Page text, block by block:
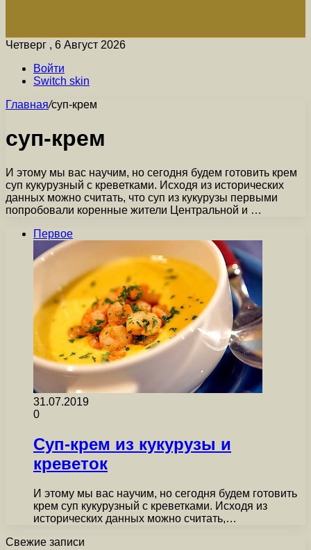
Четверг , 6 Август 2026
Войти
Switch skin
Главная/суп-крем
суп-крем
И этому мы вас научим, но сегодня будем готовить крем
суп кукурузный с креветками. Исходя из исторических
данных можно считать, что суп из кукурузы первыми
попробовали коренные жители Центральной и …
Первое
31.07.2019
0
Суп-крем из кукурузы и
креветок
И этому мы вас научим, но сегодня будем готовить
крем суп кукурузный с креветками. Исходя из
исторических данных можно считать,…
Свежие записи